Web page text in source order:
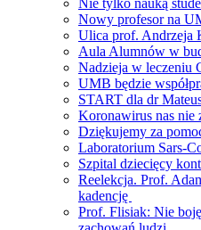
Nie tylko nauką
Nowy profesor na
Ulica prof. Andrzeja
Aula Alumnów w
Nadzieja w leczeniu
UMB będzie
START dla dr
Koronawirus nas nie
Dziękujemy za
Laboratorium Sars-
Szpital dziecięcy
Reelekcja. Prof.
kadencję
Prof. Flisiak: Nie